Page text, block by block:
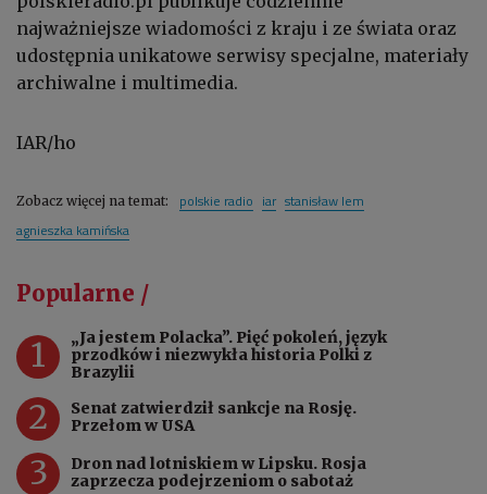
najważniejsze wiadomości z kraju i ze świata oraz
udostępnia unikatowe serwisy specjalne, materiały
archiwalne i multimedia.
IAR/ho
Zobacz więcej na temat: polskie radio iar stanisław lem
agnieszka kamińska
Popularne /
1
„Ja jestem Polacka”. Pięć pokoleń, język
przodków i niezwykła historia Polki z
Brazylii
2
Senat zatwierdził sankcje na Rosję.
Przełom w USA
3
Dron nad lotniskiem w Lipsku. Rosja
zaprzecza podejrzeniom o sabotaż